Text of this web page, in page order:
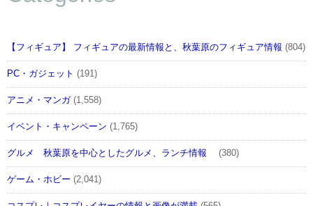
【フィギュア】 フィギュアの最新情報と、秋葉原のフィギュア情報 (804)
PC・ガジェット (191)
アニメ・マンガ(1,558)
イベント・キャンペーン (1,765)
グルメ 秋葉原を中心としたグルメ、ランチ情報 (380)
ゲーム・ホビー (2,041)